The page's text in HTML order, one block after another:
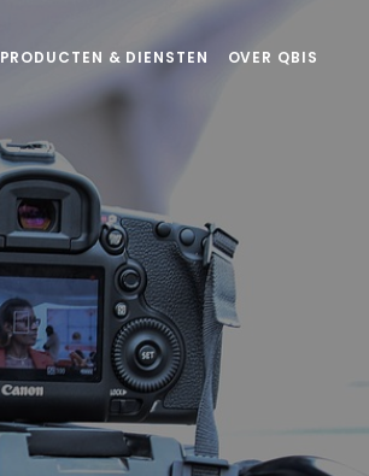
PRODUCTEN & DIENSTEN OVER QBIS